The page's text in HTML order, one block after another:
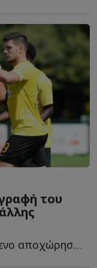
του
Παραμένει ανοιχτό το ενδεχόμενο αποχώρησης του Τζέιμς Π...